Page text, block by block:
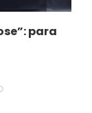
para